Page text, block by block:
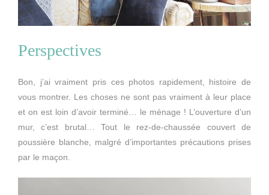
Perspectives
Bon, j’ai vraiment pris ces photos rapidement, histoire de
vous montrer. Les choses ne sont pas vraiment à leur place
et on est loin d’avoir terminé… le ménage ! L’ouverture d’un
mur, c’est brutal… Tout le rez-de-chaussée couvert de
poussière blanche, malgré d’importantes précautions prises
par le maçon.